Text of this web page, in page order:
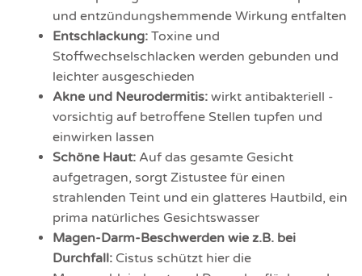
und entzündungshemmende Wirkung entfalten
Entschlackung: Toxine und
Stoffwechselschlacken werden gebunden und
leichter ausgeschieden
Akne und Neurodermitis: wirkt antibakteriell -
vorsichtig auf betroffene Stellen tupfen und
einwirken lassen
Schöne Haut: Auf das gesamte Gesicht
aufgetragen, sorgt Zistustee für einen
strahlenden Teint und ein glatteres Hautbild, ein
prima natürliches Gesichtswasser
Magen-Darm-Beschwerden wie z.B. bei
Durchfall: Cistus schützt hier die